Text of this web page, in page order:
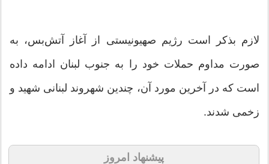
لازم بذکر است رژیم صهیونیستی از آغاز آتش‌بس، به
صورت مداوم حملات خود را به جنوب لبنان ادامه داده
است که در آخرین مورد آن، چندین شهروند لبنانی شهید و
زخمی شدند.
پیشنهاد امروز